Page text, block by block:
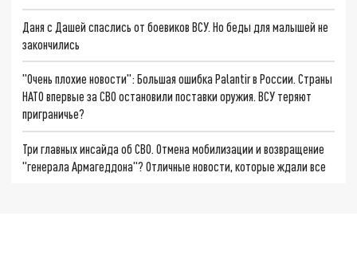
Даня с Дашей спаслись от боевиков ВСУ. Но беды для малышей не
закончились
"Очень плохие новости": Большая ошибка Palantir в России. Страны
НАТО впервые за СВО остановили поставки оружия. ВСУ теряют
приграничье?
Три главных инсайда об СВО. Отмена мобилизации и возвращение
"генерала Армагеддона"? Отличные новости, которые ждали все